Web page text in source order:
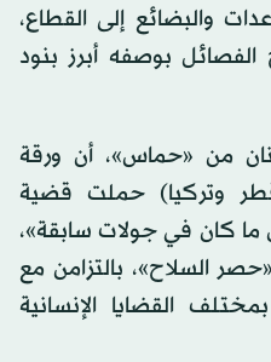
والبضائع إلى القطاع،
بوصفه أبرز بنود
اثنان من «حماس»، أن ورقة
وتركيا) حملت قضية
كان في جولات سابقة»،
السلاح»، بالتزامن مع
القضايا الإنسانية